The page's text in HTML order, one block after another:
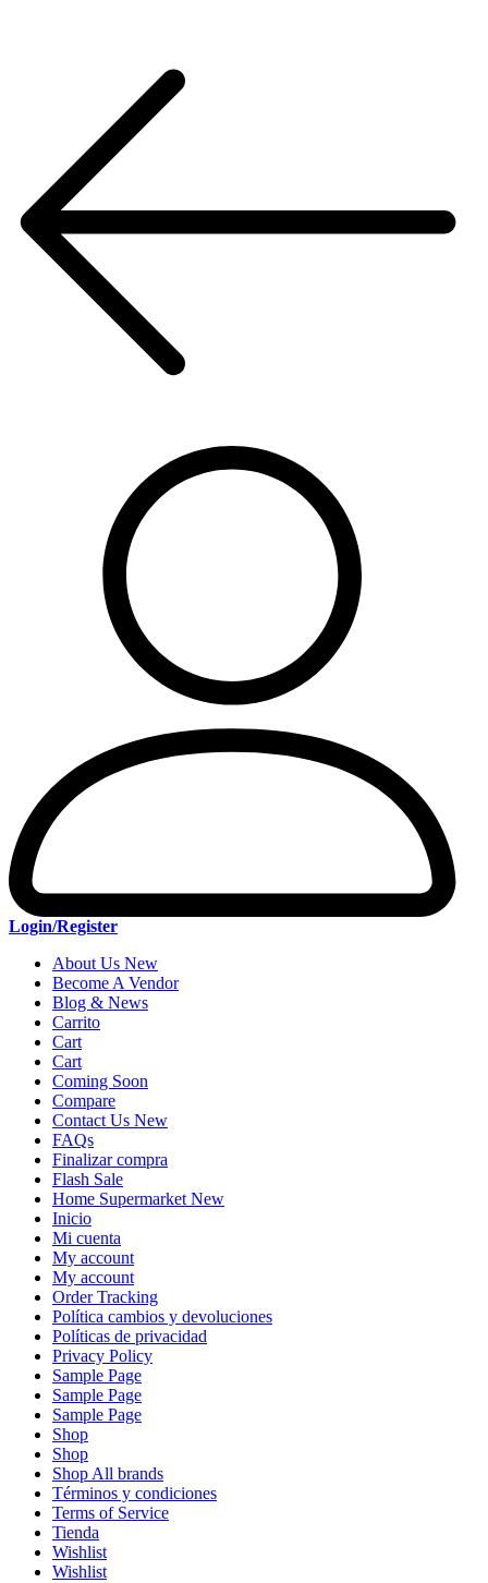
Login/Register
About Us New
Become A Vendor
Blog & News
Carrito
Cart
Cart
Coming Soon
Compare
Contact Us New
FAQs
Finalizar compra
Flash Sale
Home Supermarket New
Inicio
Mi cuenta
My account
My account
Order Tracking
Política cambios y devoluciones
Políticas de privacidad
Privacy Policy
Sample Page
Sample Page
Sample Page
Shop
Shop
Shop All brands
Términos y condiciones
Terms of Service
Tienda
Wishlist
Wishlist